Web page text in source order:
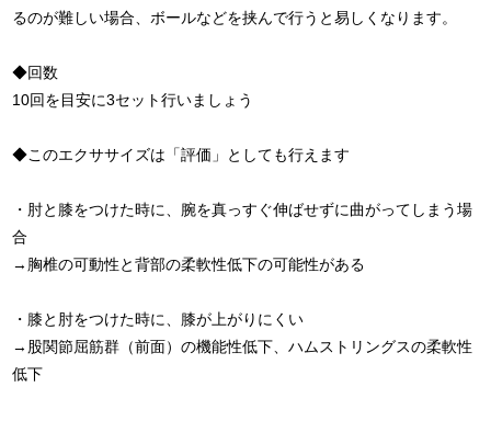
るのが難しい場合、ボールなどを挟んで行うと易しくなります。
◆回数
10回を目安に3セット行いましょう
◆このエクササイズは「評価」としても行えます
・肘と膝をつけた時に、腕を真っすぐ伸ばせずに曲がってしまう場
合
→胸椎の可動性と背部の柔軟性低下の可能性がある
・膝と肘をつけた時に、膝が上がりにくい
→股関節屈筋群（前面）の機能性低下、ハムストリングスの柔軟性
低下